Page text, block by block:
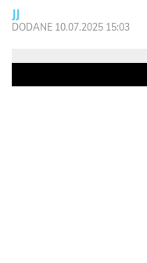
JJ
DODANE 10.07.2025 15:03